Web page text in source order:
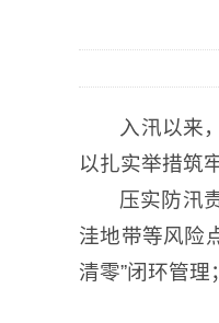
入汛以来
以扎实举措筑
压实防汛
洼地带等风险
清零”闭环管